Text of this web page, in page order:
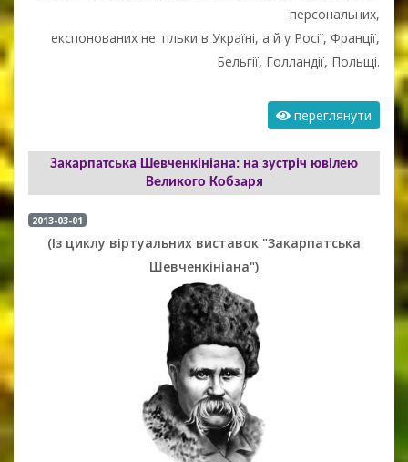
персональних,
експонованих не тільки в Україні, а й у Росії, Франції,
Бельгії, Голландії, Польщі.
переглянути
Закарпатська Шевченкініана: на зустріч ювілею
Великого Кобзаря
2013-03-01
(Із циклу віртуальних виставок "Закарпатська
Шевченкініана")